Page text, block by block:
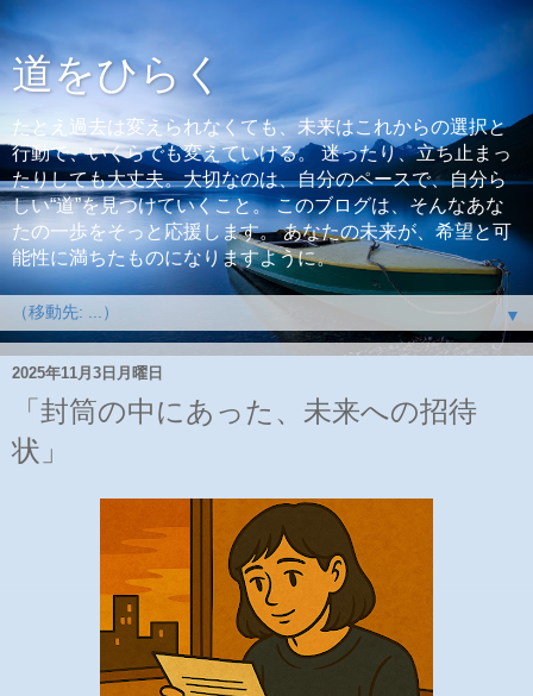
道をひらく
たとえ過去は変えられなくても、未来はこれからの選択と
行動で、いくらでも変えていける。 迷ったり、立ち止まっ
たりしても大丈夫。大切なのは、自分のペースで、自分ら
しい“道”を見つけていくこと。 このブログは、そんなあな
たの一歩をそっと応援します。 あなたの未来が、希望と可
能性に満ちたものになりますように。
▼
2025年11月3日月曜日
「封筒の中にあった、未来への招待
状」